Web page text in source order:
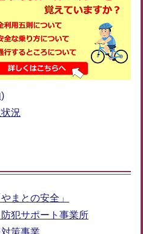
況
まとの安全」
犯サポート事業所